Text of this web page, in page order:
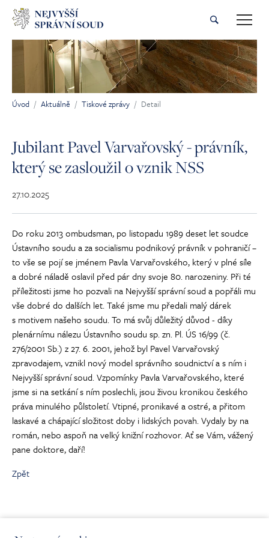
Přeskočit na hlavní obsah
Jsi tady:
Úvod Aktuálně Tiskové zprávy Detail
Jubilant Pavel Varvařovský - právník,
který se zasloužil o vznik NSS
27.10.2025
Do roku 2013 ombudsman, po listopadu 1989 deset let soudce
Ústavního soudu a za socialismu podnikový právník v pohraničí –
to vše se pojí se jménem Pavla Varvařovského, který v plné síle
a dobré náladě oslavil před pár dny svoje 80. narozeniny. Při té
příležitosti jsme ho pozvali na Nejvyšší správní soud a popřáli mu
vše dobré do dalších let. Také jsme mu předali malý dárek
s motivem našeho soudu. To má svůj důležitý důvod - díky
plenárnímu nálezu Ústavního soudu sp. zn. Pl. ÚS 16/99 (č.
276/2001 Sb.) z 27. 6. 2001, jehož byl Pavel Varvařovský
zpravodajem, vznikl nový model správního soudnictví a s ním i
Nejvyšší správní soud. Vzpomínky Pavla Varvařovského, které
jsme si na setkání s ním poslechli, jsou živou kronikou českého
práva minulého půlstoletí. Vtipné, pronikavé a ostré, a přitom
laskavé a chápající složitost doby i lidských povah. Vydaly by na
román, nebo aspoň na velký knižní rozhovor. Ať se Vám, vážený
pane doktore, daří!
Zpět